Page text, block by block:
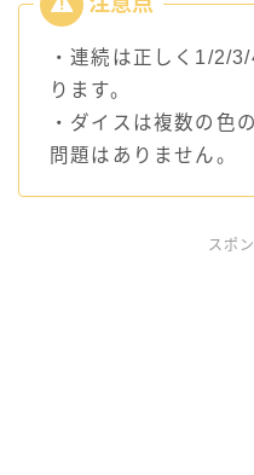
・連続は正しく1/2/
ります。
・ダイスは複数の色
問題はありません。
スポ